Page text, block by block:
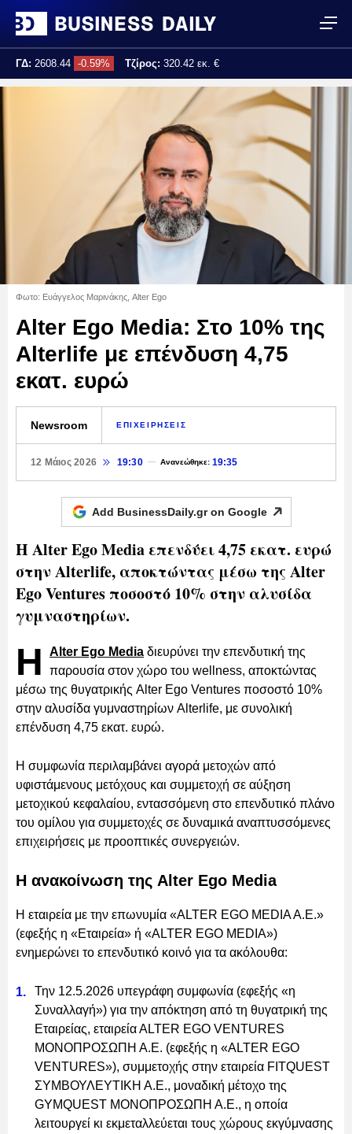
ΓΔ: 2608.44 -0.59% Τζίρος: 320.42 εκ. €
Φωτο: Ευάγγελος Μαρινάκης, Alter Ego
Alter Ego Media: Στο 10% της
Alterlife με επένδυση 4,75
εκατ. ευρώ
Newsroom ΕΠΙΧΕΙΡΗΣΕΙΣ
12 Μάιος 2026 19:30 Ανανεώθηκε:19:35
Add BusinessDaily.gr on Google
Η Alter Ego Media επενδύει 4,75 εκατ. ευρώ
στην Alterlife, αποκτώντας μέσω της Alter
Ego Ventures ποσοστό 10% στην αλυσίδα
γυμναστηρίων.
Η Alter Ego Media διευρύνει την επενδυτική της
παρουσία στον χώρο του wellness, αποκτώντας
μέσω της θυγατρικής Alter Ego Ventures ποσοστό 10%
στην αλυσίδα γυμναστηρίων Alterlife, με συνολική
επένδυση 4,75 εκατ. ευρώ.
Η συμφωνία περιλαμβάνει αγορά μετοχών από
υφιστάμενους μετόχους και συμμετοχή σε αύξηση
μετοχικού κεφαλαίου, εντασσόμενη στο επενδυτικό πλάνο
του ομίλου για συμμετοχές σε δυναμικά αναπτυσσόμενες
επιχειρήσεις με προοπτικές συνεργειών.
Η ανακοίνωση της Alter Ego Media
Η εταιρεία με την επωνυμία «ALTER EGO MEDIA A.E.»
(εφεξής η «Εταιρεία» ή «ALTER EGO MEDIA»)
ενημερώνει το επενδυτικό κοινό για τα ακόλουθα:
Την 12.5.2026 υπεγράφη συμφωνία (εφεξής «η
Συναλλαγή») για την απόκτηση από τη θυγατρική της
Εταιρείας, εταιρεία ΑLTER EGO VENTURES
ΜΟΝΟΠΡΟΣΩΠΗ Α.Ε. (εφεξής η «ALTER EGO
VENTURES»), συμμετοχής στην εταιρεία FITQUEST
ΣΥΜΒΟΥΛΕΥΤΙΚΗ Α.Ε., μοναδική μέτοχο της
GYMQUEST ΜΟΝΟΠΡΟΣΩΠΗ Α.Ε., η οποία
λειτουργεί κι εκμεταλλεύεται τους χώρους εκγύμνασης